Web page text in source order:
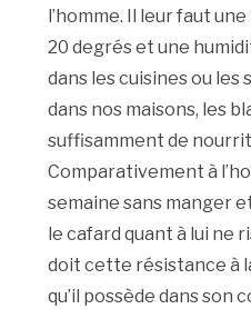
l’homme. Il leur faut
20 degrés et une
dans les cuisines ou les
dans nos maisons, les
suffisamment de
Comparativement à
semaine sans manger
le cafard quant à lui ne
doit cette résistance à
qu’il possède dans son